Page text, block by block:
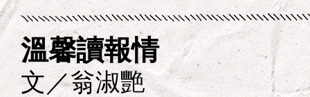
溫馨讀報情
文／翁淑艷